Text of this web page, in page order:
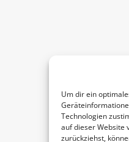
Um dir ein
Technologien
auf dieser Website
zurückziehst,